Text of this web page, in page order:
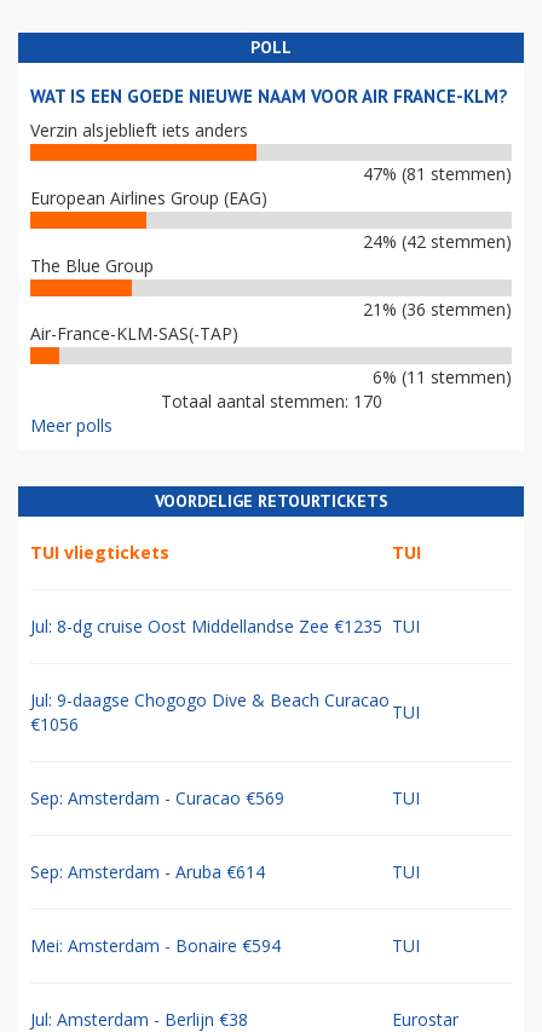
POLL
WAT IS EEN GOEDE NIEUWE NAAM VOOR AIR FRANCE-KLM?
Verzin alsjeblieft iets anders
47% (81 stemmen)
European Airlines Group (EAG)
24% (42 stemmen)
The Blue Group
21% (36 stemmen)
Air-France-KLM-SAS(-TAP)
6% (11 stemmen)
Totaal aantal stemmen: 170
Meer polls
VOORDELIGE RETOURTICKETS
TUI vliegtickets TUI
Jul: 8-dg cruise Oost Middellandse Zee €1235 TUI
Jul: 9-daagse Chogogo Dive & Beach Curacao
€1056
TUI
Sep: Amsterdam - Curacao €569 TUI
Sep: Amsterdam - Aruba €614 TUI
Mei: Amsterdam - Bonaire €594 TUI
Jul: Amsterdam - Berlijn €38 Eurostar